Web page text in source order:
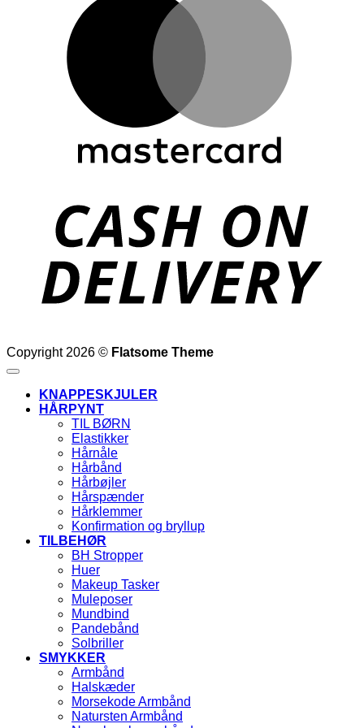
Copyright 2026 © Flatsome Theme
KNAPPESKJULER
HÅRPYNT
TIL BØRN
Elastikker
Hårnåle
Hårbånd
Hårbøjler
Hårspænder
Hårklemmer
Konfirmation og bryllup
TILBEHØR
BH Stropper
Huer
Makeup Tasker
Muleposer
Mundbind
Pandebånd
Solbriller
SMYKKER
Armbånd
Halskæder
Morsekode Armbånd
Natursten Armbånd